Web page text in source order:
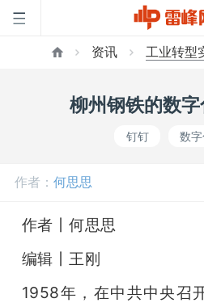
峰
网
资讯 工业转型
柳州钢铁的数
钉钉 数
作者： 何思思
作者丨何思思
编辑丨王刚
1958年，在中共中央召